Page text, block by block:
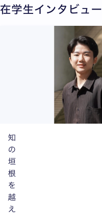
在学生インタビュー
知
の
垣
根
を
越
え